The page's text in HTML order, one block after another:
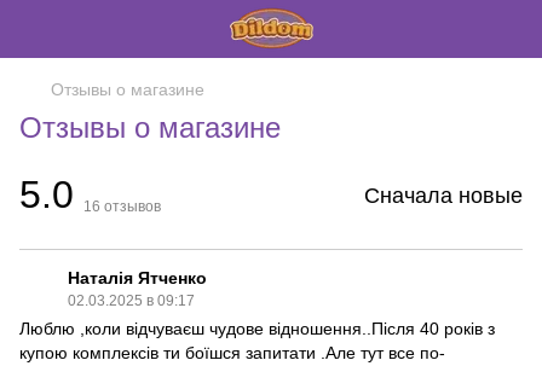
Отзывы о магазине
Отзывы о магазине
5.0 16 отзывов Сначала новые
Наталія Ятченко
02.03.2025 в 09:17
Люблю ,коли відчуваєш чудове відношення..Після 40 років з
купою комплексів ти боїшся запитати .Але тут все по-